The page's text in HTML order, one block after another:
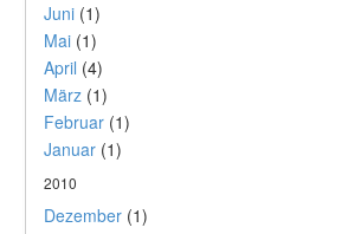
Juni (1)
Mai (1)
April (4)
März (1)
Februar (1)
Januar (1)
2010
Dezember (1)